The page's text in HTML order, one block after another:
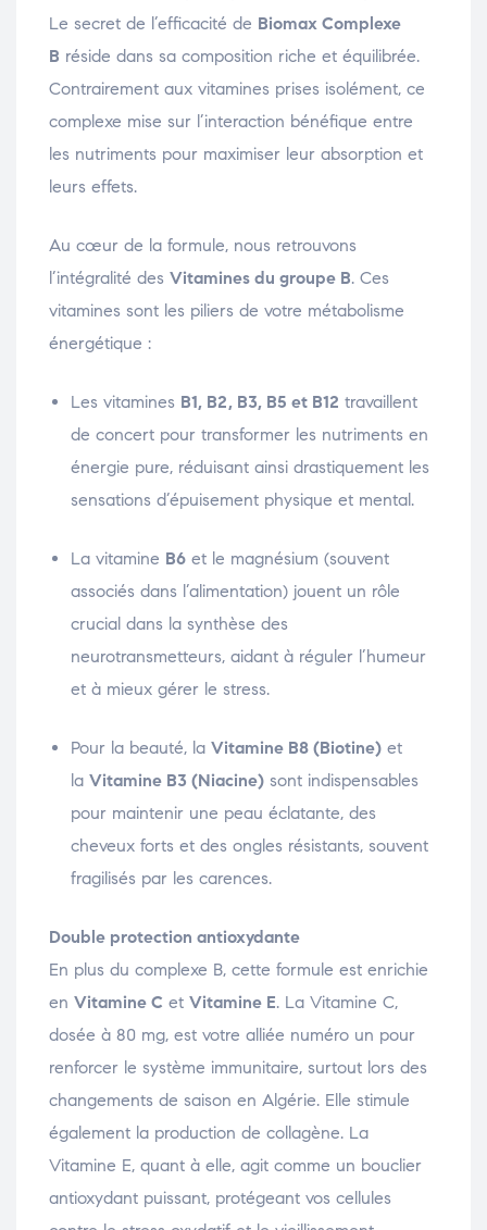
Le secret de l’efficacité de Biomax Complexe
B réside dans sa composition riche et équilibrée.
Contrairement aux vitamines prises isolément, ce
complexe mise sur l’interaction bénéfique entre
les nutriments pour maximiser leur absorption et
leurs effets.
Au cœur de la formule, nous retrouvons
l’intégralité des Vitamines du groupe B. Ces
vitamines sont les piliers de votre métabolisme
énergétique :
Les vitamines B1, B2, B3, B5 et B12 travaillent
de concert pour transformer les nutriments en
énergie pure, réduisant ainsi drastiquement les
sensations d’épuisement physique et mental.
La vitamine B6 et le magnésium (souvent
associés dans l’alimentation) jouent un rôle
crucial dans la synthèse des
neurotransmetteurs, aidant à réguler l’humeur
et à mieux gérer le stress.
Pour la beauté, la Vitamine B8 (Biotine) et
la Vitamine B3 (Niacine) sont indispensables
pour maintenir une peau éclatante, des
cheveux forts et des ongles résistants, souvent
fragilisés par les carences.
Double protection antioxydante
En plus du complexe B, cette formule est enrichie
en Vitamine C et Vitamine E. La Vitamine C,
dosée à 80 mg, est votre alliée numéro un pour
renforcer le système immunitaire, surtout lors des
changements de saison en Algérie. Elle stimule
également la production de collagène. La
Vitamine E, quant à elle, agit comme un bouclier
antioxydant puissant, protégeant vos cellules